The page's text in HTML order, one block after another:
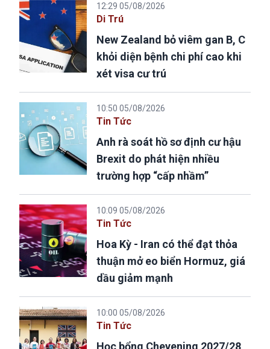
12:29 05/08/2026
Di Trú
New Zealand bỏ viêm gan B, C
khỏi diện bệnh chi phí cao khi
xét visa cư trú
10:50 05/08/2026
Tin Tức
Anh rà soát hồ sơ định cư hậu
Brexit do phát hiện nhiều
trường hợp “cấp nhầm”
10:09 05/08/2026
Tin Tức
Hoa Kỳ - Iran có thể đạt thỏa
thuận mở eo biển Hormuz, giá
dầu giảm mạnh
10:00 05/08/2026
Tin Tức
Học bổng Chevening 2027/28